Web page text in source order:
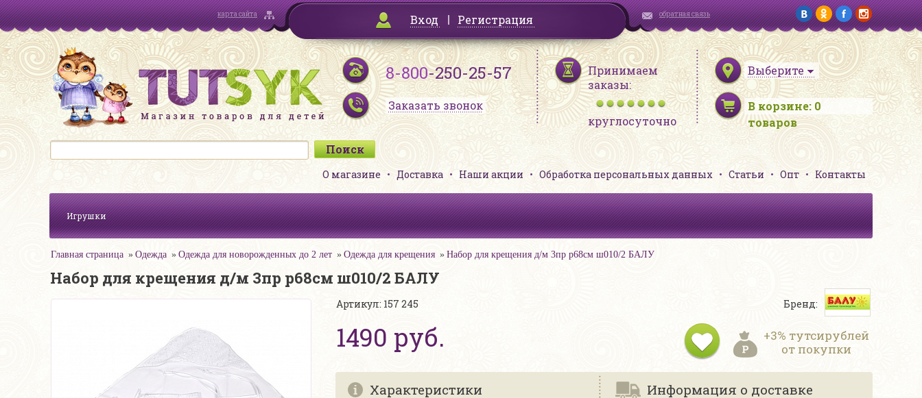
карта сайта Вход Регистрация обратная связь
8-800-250-25-57
Заказать звонок
Принимаем
заказы:
круглосуточно
Выберите
В корзине: 0
товаров
О магазине Доставка Наши акции Обработка персональных данных Статьи Опт Контакты
Игрушки
Главная страница Одежда Одежда для новорожденных до 2 лет Одежда для крещения Набор для крещения д/м 3пр р68см ш010/2 БАЛУ
Набор для крещения д/м 3пр р68см ш010/2 БАЛУ
Артикул: 157 245
1490 руб.
Бренд:
+3% тутсирублей
от покупки
Характеристики Информация о доставке